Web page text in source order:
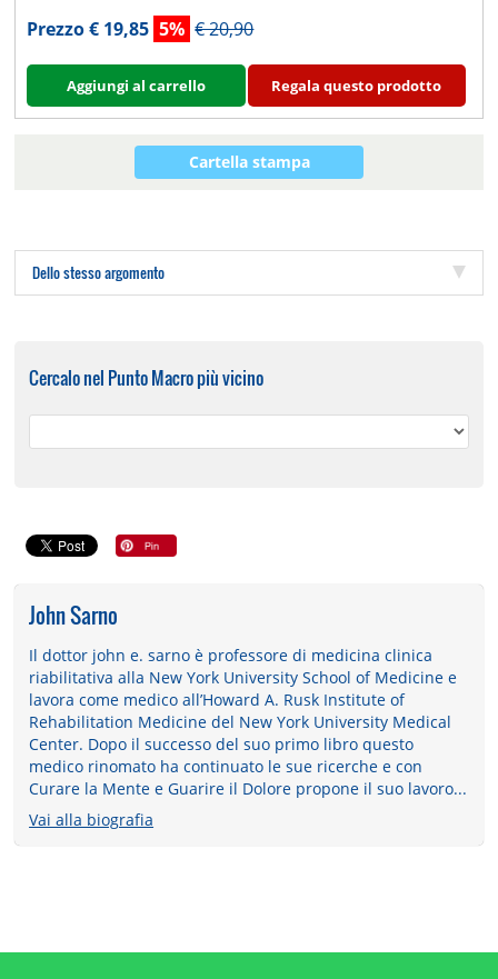
Prezzo € 19,85 5% € 20,90
Aggiungi al carrello Regala questo prodotto
Cartella stampa
Dello stesso argomento
Cercalo nel Punto Macro più vicino
John Sarno
Il dottor john e. sarno è professore di medicina clinica
riabilitativa alla New York University School of Medicine e
lavora come medico all’Howard A. Rusk Institute of
Rehabilitation Medicine del New York University Medical
Center. Dopo il successo del suo primo libro questo
medico rinomato ha continuato le sue ricerche e con
Curare la Mente e Guarire il Dolore propone il suo lavoro...
Vai alla biografia